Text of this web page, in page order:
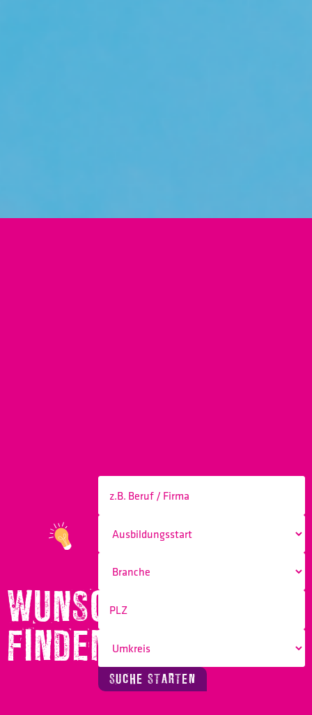
WUNSCHBERUF
FINDEN!
SUCHE STARTEN